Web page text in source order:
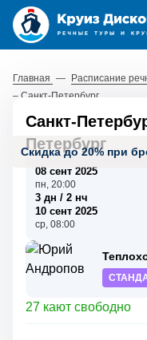
Главная — Расписание
– Санкт-Петербург
Скидка до 20% при
Санкт-
Петербург
08 сент 2025
пн, 20:00
3 дн / 2 нч
10 сент 2025
ср, 08:00
27 кают свободно